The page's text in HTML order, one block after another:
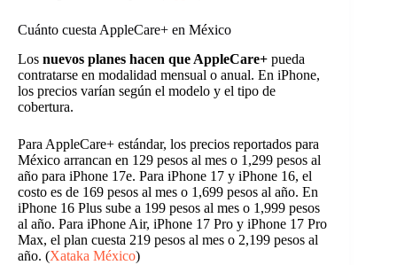
Cuánto cuesta AppleCare+ en México
Los nuevos planes hacen que AppleCare+ pueda
contratarse en modalidad mensual o anual. En iPhone,
los precios varían según el modelo y el tipo de
cobertura.
Para AppleCare+ estándar, los precios reportados para
México arrancan en 129 pesos al mes o 1,299 pesos al
año para iPhone 17e. Para iPhone 17 y iPhone 16, el
costo es de 169 pesos al mes o 1,699 pesos al año. En
iPhone 16 Plus sube a 199 pesos al mes o 1,999 pesos
al año. Para iPhone Air, iPhone 17 Pro y iPhone 17 Pro
Max, el plan cuesta 219 pesos al mes o 2,199 pesos al
año. (Xataka México)